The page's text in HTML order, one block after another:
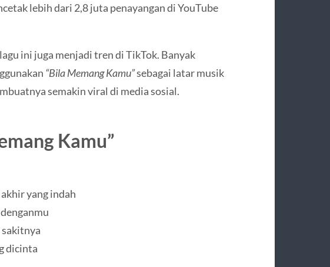
lebih dari 2,8 juta penayangan di YouTube
ini juga menjadi tren di TikTok. Banyak
“Bila Memang Kamu”sebagai latar musik
semakin viral di media sosial.
Kamu”
yang indah
dicinta